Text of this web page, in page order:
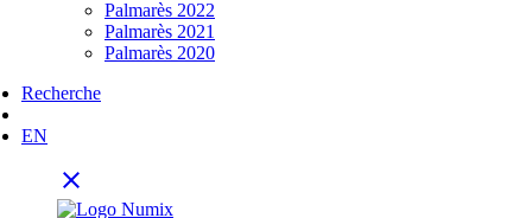
Palmarès 2022
Palmarès 2021
Palmarès 2020
Recherche
EN
close